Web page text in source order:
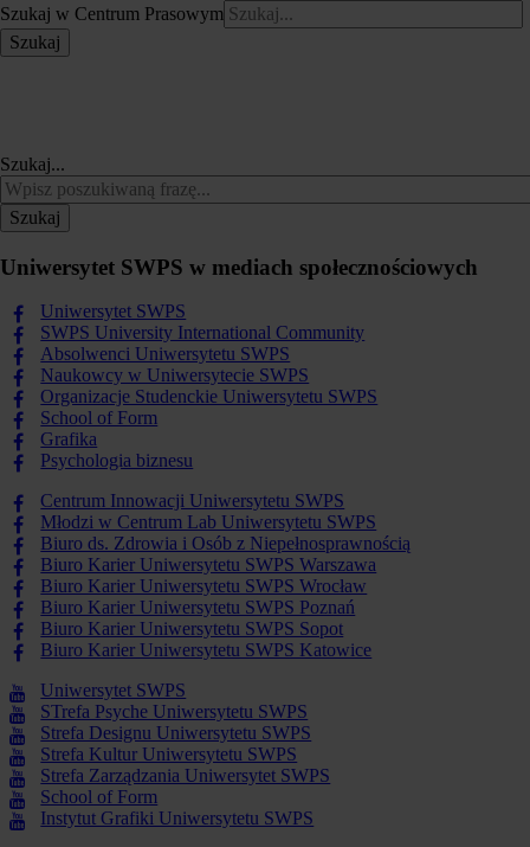
Szukaj w Centrum Prasowym
Szukaj
Szukaj...
Szukaj
Uniwersytet SWPS w mediach społecznościowych
Uniwersytet SWPS
SWPS University International Community
Absolwenci Uniwersytetu SWPS
Naukowcy w Uniwersytecie SWPS
Organizacje Studenckie Uniwersytetu SWPS
School of Form
Grafika
Psychologia biznesu
Centrum Innowacji Uniwersytetu SWPS
Młodzi w Centrum Lab Uniwersytetu SWPS
Biuro ds. Zdrowia i Osób z Niepełnosprawnością
Biuro Karier Uniwersytetu SWPS Warszawa
Biuro Karier Uniwersytetu SWPS Wrocław
Biuro Karier Uniwersytetu SWPS Poznań
Biuro Karier Uniwersytetu SWPS Sopot
Biuro Karier Uniwersytetu SWPS Katowice
Uniwersytet SWPS
STrefa Psyche Uniwersytetu SWPS
Strefa Designu Uniwersytetu SWPS
Strefa Kultur Uniwersytetu SWPS
Strefa Zarządzania Uniwersytet SWPS
School of Form
Instytut Grafiki Uniwersytetu SWPS